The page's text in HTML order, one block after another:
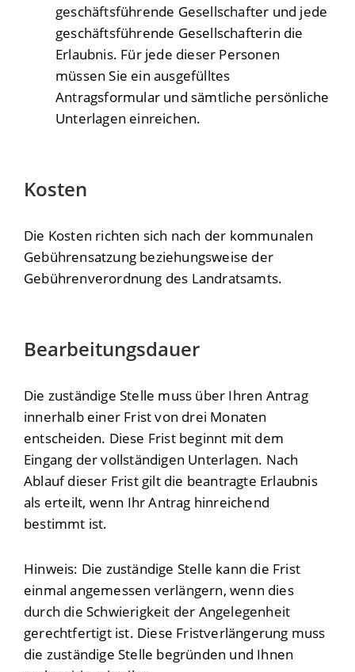
geschäftsführende Gesellschafter und jede
geschäftsführende Gesellschafterin die
Erlaubnis. Für jede dieser Personen
müssen Sie ein ausgefülltes
Antragsformular und sämtliche persönliche
Unterlagen einreichen.
Kosten
Die Kosten richten sich nach der kommunalen
Gebührensatzung beziehungsweise der
Gebührenverordnung des Landratsamts.
Bearbeitungsdauer
Die zuständige Stelle muss über Ihren Antrag
innerhalb einer Frist von drei Monaten
entscheiden. Diese Frist beginnt mit dem
Eingang der vollständigen Unterlagen. Nach
Ablauf dieser Frist gilt die beantragte Erlaubnis
als erteilt, wenn Ihr Antrag hinreichend
bestimmt ist.
Hinweis: Die zuständige Stelle kann die Frist
einmal angemessen verlängern, wenn dies
durch die Schwierigkeit der Angelegenheit
gerechtfertigt ist. Diese Fristverlängerung muss
die zuständige Stelle begründen und Ihnen